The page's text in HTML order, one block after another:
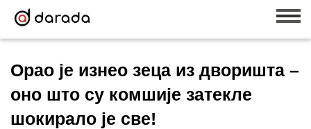
Орао је изнео зеца из дворишта –
оно што су комшије затекле
шокирало је све!